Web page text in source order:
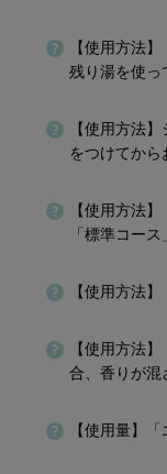
【使用方法
残り湯を使っ
【使用方法
をつけてから
【使用方法
「標準コー
【使用方法
【使用方法
合、香りが混
【使用量】